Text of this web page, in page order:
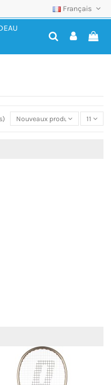
Français
Nouveaux produits 11